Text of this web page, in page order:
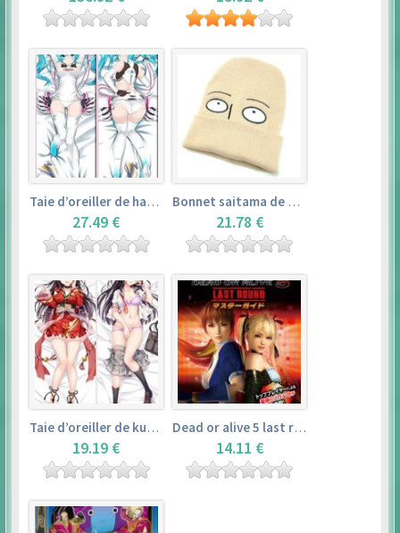
Taie d’oreiller de hatsune miku (150cm×50cm) – vocaloid
27.49 €
Bonnet saitama de one punch man
21.78 €
Taie d’oreiller de kurosawa dia (160x50cm) – love live! sunshine!!
19.19 €
Dead or alive 5 last round master guide
14.11 €